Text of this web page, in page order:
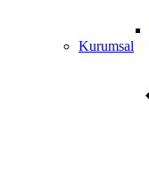
Kurumsal